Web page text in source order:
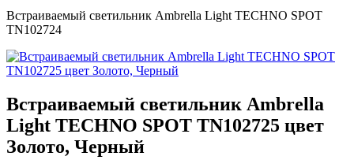
Встраиваемый светильник Ambrella Light TECHNO SPOT
TN102724
Встраиваемый светильник Ambrella
Light TECHNO SPOT TN102725 цвет
Золото, Черный